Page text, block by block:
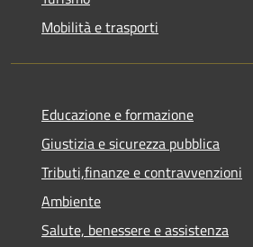
Mobilità e trasporti
Educazione e formazione
Giustizia e sicurezza pubblica
Tributi,finanze e contravvenzioni
Ambiente
Salute, benessere e assistenza